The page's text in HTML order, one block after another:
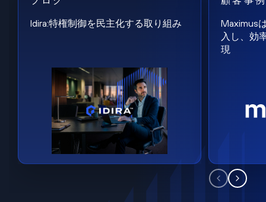
Idira:特権制御を民主化する取り組み
Maximus
入し、効
現